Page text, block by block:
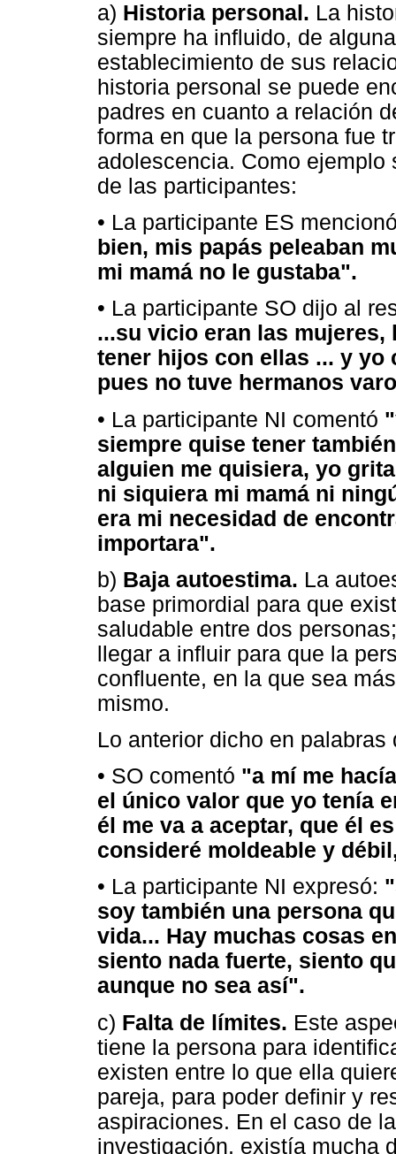
a) Historia personal. La
siempre ha influido, de
establecimiento de sus
historia personal se puede
padres en cuanto a relación
forma en que la persona fue
adolescencia. Como
de las participantes:
• La participante ES
bien, mis papás peleaban
mi mamá no le gustaba".
• La participante SO dijo al
...su vicio eran las mujeres,
tener hijos con ellas ... y yo
pues no tuve hermanos
• La participante NI comentó
siempre quise tener
alguien me quisiera, yo
ni siquiera mi mamá ni
era mi necesidad de
importara".
b) Baja autoestima. La
base primordial para que
saludable entre dos
llegar a influir para que la
confluente, en la que sea
mismo.
Lo anterior dicho en
• SO comentó "a mí me
el único valor que yo tenía
él me va a aceptar, que él
consideré moldeable y
• La participante NI expresó:
soy también una persona
vida... Hay muchas cosas
siento nada fuerte, siento
aunque no sea así".
c) Falta de límites. Este
tiene la persona para
existen entre lo que ella
pareja, para poder definir y
aspiraciones. En el caso de
investigación, existía mucha